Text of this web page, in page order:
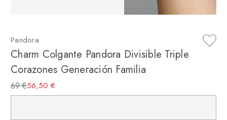
Pandora
Charm Colgante Pandora Divisible Triple
Corazones Generación Familia
69 €56,50 €